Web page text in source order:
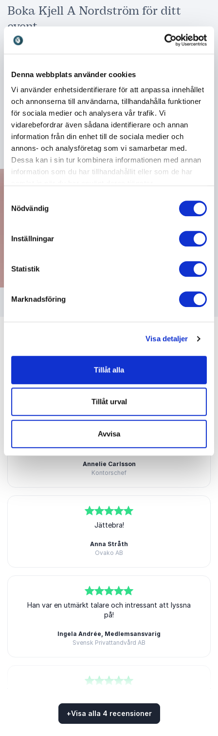
Denna webbplats använder cookies
Vi använder enhetsidentifierare för att anpassa innehållet
och annonserna till användarna, tillhandahålla funktioner
för sociala medier och analysera vår trafik. Vi
vidarebefordrar även sådana identifierare och annan
information från din enhet till de sociala medier och
annons- och analysföretag som vi samarbetar med.
Dessa kan i sin tur kombinera informationen med annan
information som du har tillhandahållit eller som de har
Nödvändig
Inställningar
Statistik
Marknadsföring
Visa detaljer
Tillåt alla
Tillåt urval
Avvisa
Boka Kjell A Nordström för ditt
event
Att boka Kjell A Nordström innebär att du får en
talare som inte bara informerar utan också utmanar
multinationella företag, hans forskning och hans
internationellt erkända författarskap gör honom till
ett starkt val för organisationer som vill utvecklas.
Med en föreläsning som är både underhållande och
insiktsfull får din publik nya perspektiv på hur man
navigerar i en global och snabbt föränderlig värld.
Kundrecensioner
deltagarna i konferensen, Kjell levererade högt över
Annelie Carlsson
Kontorschef
Jättebra!
Anna Stråth
Ovako AB
av 5
Han var en utmärkt talare och intressant att lyssna
på!
Ingela Andrée, Medlemsansvarig
Svensk Privattandvård AB
under produktionen, gav en mersmak.
Mats Widelund, Head of Dealer Development
+Visa alla 4 recensioner